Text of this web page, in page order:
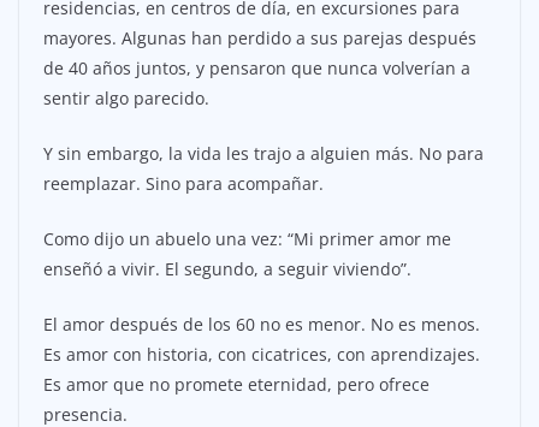
residencias, en centros de día, en excursiones para
mayores. Algunas han perdido a sus parejas después
de 40 años juntos, y pensaron que nunca volverían a
sentir algo parecido.
Y sin embargo, la vida les trajo a alguien más. No para
reemplazar. Sino para acompañar.
Como dijo un abuelo una vez: “Mi primer amor me
enseñó a vivir. El segundo, a seguir viviendo”.
El amor después de los 60 no es menor. No es menos.
Es amor con historia, con cicatrices, con aprendizajes.
Es amor que no promete eternidad, pero ofrece
presencia.